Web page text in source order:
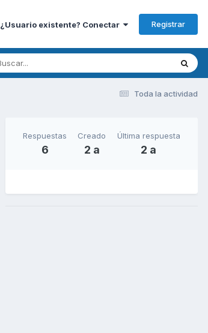
¿Usuario existente? Conectar Registrar
Toda la actividad
Respuestas
6
Creado
2 a
Última respuesta
2 a